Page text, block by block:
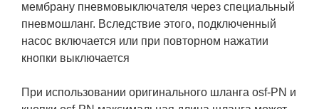
мембрану пневмовыключателя через специальный
пневмошланг. Вследствие этого, подключенный
насос включается или при повторном нажатии
кнопки выключается
При использовании оригинального шланга osf-PN и